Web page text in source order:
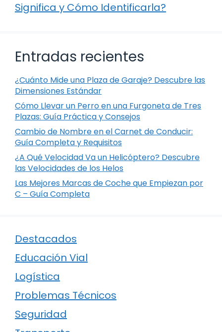
Significa y Cómo Identificarla?
Entradas recientes
¿Cuánto Mide una Plaza de Garaje? Descubre las
Dimensiones Estándar
Cómo Llevar un Perro en una Furgoneta de Tres
Plazas: Guía Práctica y Consejos
Cambio de Nombre en el Carnet de Conducir:
Guía Completa y Requisitos
¿A Qué Velocidad Va un Helicóptero? Descubre
las Velocidades de los Helos
Las Mejores Marcas de Coche que Empiezan por
C – Guía Completa
Destacados
Educación Vial
Logística
Problemas Técnicos
Seguridad